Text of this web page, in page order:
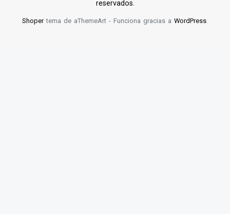
reservados.
Shopertema de aThemeArt - Funciona gracias a WordPress